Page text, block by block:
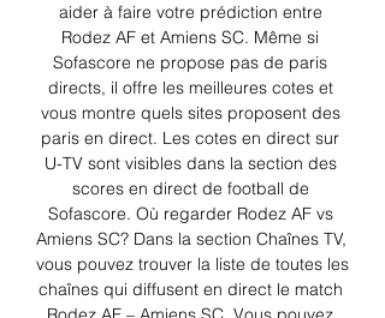
aider à faire votre prédiction entre
Rodez AF et Amiens SC. Même si
Sofascore ne propose pas de paris
directs, il offre les meilleures cotes et
vous montre quels sites proposent des
paris en direct. Les cotes en direct sur
U-TV sont visibles dans la section des
scores en direct de football de
Sofascore. Où regarder Rodez AF vs
Amiens SC? Dans la section Chaînes TV,
vous pouvez trouver la liste de toutes les
chaînes qui diffusent en direct le match